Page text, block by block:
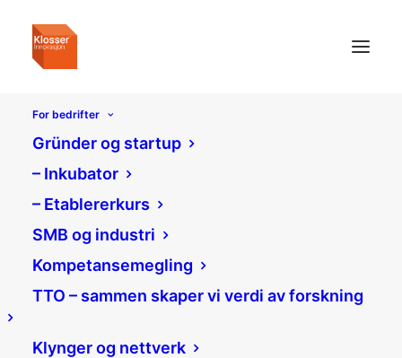
For bedrifter
Gründer og startup
– Inkubator
– Etablererkurs
SMB og industri
Kompetansemegling
TTO – sammen skaper vi verdi av forskning
Klynger og nettverk